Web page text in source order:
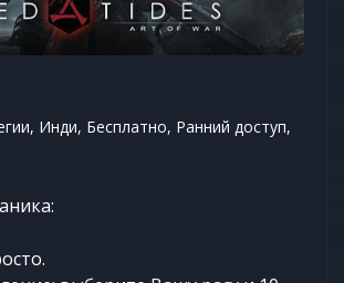
Инди, Бесплатно, Ранний доступ,